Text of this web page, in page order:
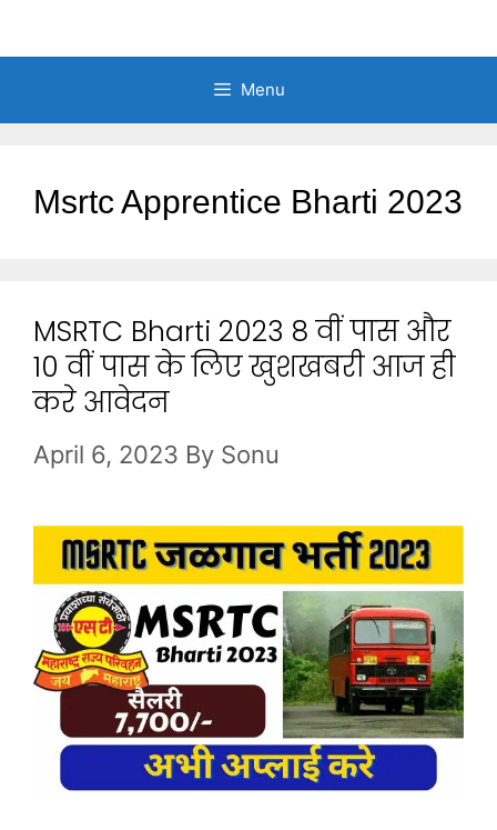
Menu
Msrtc Apprentice Bharti 2023
MSRTC Bharti 2023 8 वीं पास और
10 वीं पास के लिए खुशखबरी आज ही
करे आवेदन
April 6, 2023 By Sonu